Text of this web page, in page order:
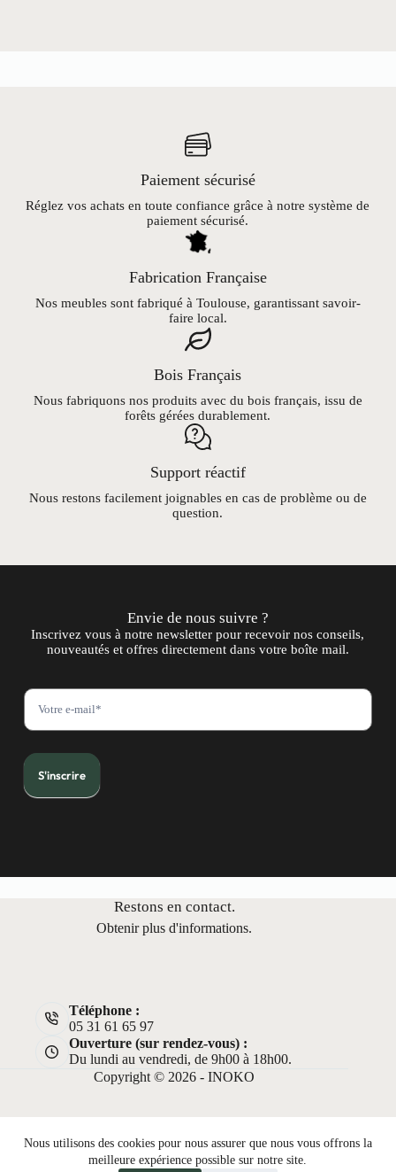
Nous utilisons des cookies pour nous assurer que nous vous offrons la
meilleure expérience possible sur notre site.
Paiement sécurisé
Réglez vos achats en toute confiance grâce à notre système de
paiement sécurisé.
Fabrication Française
Nos meubles sont fabriqué à Toulouse, garantissant savoir-
faire local.
Bois Français
Nous fabriquons nos produits avec du bois français, issu de
forêts gérées durablement.
Support réactif
Nous restons facilement joignables en cas de problème ou de
question.
Envie de nous suivre ?
Inscrivez vous à notre newsletter pour recevoir nos conseils,
nouveautés et offres directement dans votre boîte mail.
N
s
e
t
S'inscrire
Restons en contact.
Obtenir plus d'informations.
Téléphone :
05 31 61 65 97
Ouverture (sur rendez-vous) :
Du lundi au vendredi, de 9h00 à 18h00.
Copyright © 2026 - INOKO